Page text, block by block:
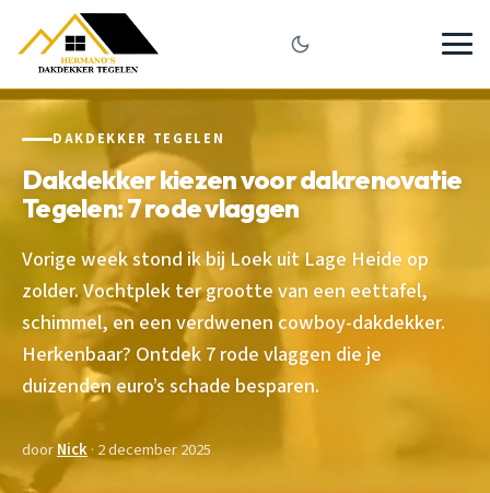
DAKDEKKER TEGELEN
Dakdekker kiezen voor dakrenovatie
Tegelen: 7 rode vlaggen
Vorige week stond ik bij Loek uit Lage Heide op
zolder. Vochtplek ter grootte van een eettafel,
schimmel, en een verdwenen cowboy-dakdekker.
Herkenbaar? Ontdek 7 rode vlaggen die je
duizenden euro’s schade besparen.
doorNick· 2 december 2025